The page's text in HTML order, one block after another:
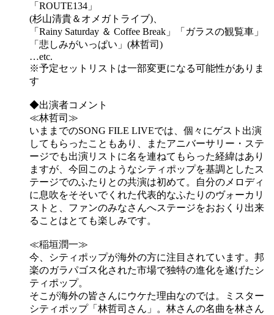
「ROUTE134」
(杉山清貴＆オメガトライブ)、
「Rainy Saturday ＆ Coffee Break」「ガラスの観覧車」
「悲しみがいっぱい」(林哲司)
…etc.
※予定セットリストは一部変更になる可能性がありま
す
◆出演者コメント
≪林哲司≫
いままでのSONG FILE LIVEでは、個々にゲスト出演
してもらったこともあり、またアニバーサリー・ステ
ージでも出演リストに名を連ねてもらった経緯はあり
ますが、今回このようなシティポップを基調としたス
テージでのふたりとの共演は初めて。自分のメロディ
に息吹をそそいでくれた代表的なふたりのヴォーカリ
ストと、ファンのみなさんへステージをおおくり出来
ることはとても楽しみです。
≪稲垣潤一≫
今、シティポップが海外の方に注目されています。邦
楽のガラパゴス化された市場で独特の進化を遂げたシ
ティポップ。
そこが海外の皆さんにウケた理由なのでは。ミスター
シティポップ「林哲司さん」。林さんの名曲を林さん